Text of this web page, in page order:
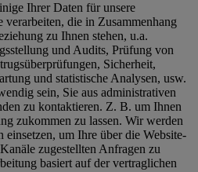
Ihrer Daten für unsere
die in Zusammenhang
zu Ihnen stehen, u.a.
und Audits, Prüfung von
Sicherheit,
und statistische Analysen, usw.
sein, Sie aus administrativen
zu kontaktieren. Z. B. um Ihnen
zukommen zu lassen. Wir werden
einsetzen, um Ihre über die Website-
zugestellten Anfragen zu
basiert auf der vertraglichen